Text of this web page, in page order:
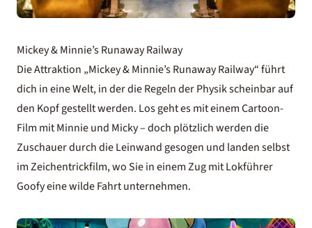
Mickey & Minnie’s Runaway Railway
Die Attraktion „Mickey & Minnie’s Runaway Railway“ führt
dich in eine Welt, in der die Regeln der Physik scheinbar auf
den Kopf gestellt werden. Los geht es mit einem Cartoon-
Film mit Minnie und Micky – doch plötzlich werden die
Zuschauer durch die Leinwand gesogen und landen selbst
im Zeichentrickfilm, wo Sie in einem Zug mit Lokführer
Goofy eine wilde Fahrt unternehmen.